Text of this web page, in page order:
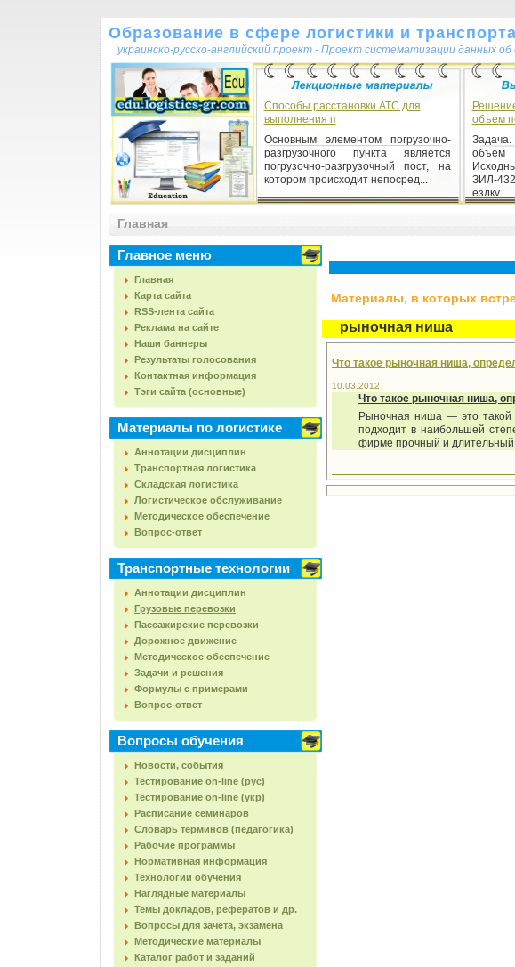
Образование в сфере логистики и
украинско-русско-английский проект - Проект систематизации данных
Способы расстановки АТС для
выполнения п
Основным элементом погрузочно-
разгрузочного пункта является
погрузочно-разгрузочный пост, на
котором происходит непосред...
объем
ЗИЛ-
ездку ...
Главная
Главное меню
Главная
Карта сайта
RSS-лента сайта
Реклама на сайте
Наши баннеры
Результаты голосования
Контактная информация
Тэги сайта (основные)
Материалы по логистике
Аннотации дисциплин
Транспортная логистика
Складская логистика
Логистическое обслуживание
Методическое обеспечение
Вопрос-ответ
Транспортные технологии
Аннотации дисциплин
Грузовые перевозки
Пассажирские перевозки
Дорожное движение
Методическое обеспечение
Задачи и решения
Формулы с примерами
Вопрос-ответ
Вопросы обучения
Новости, события
Тестирование on-line (рус)
Тестирование on-line (укр)
Расписание семинаров
Словарь терминов (педагогика)
Рабочие программы
Нормативная информация
Технологии обучения
Наглядные материалы
Темы докладов, рефератов и др.
Вопросы для зачета, экзамена
Методические материалы
Каталог работ и заданий
Материалы, в которых
рыночная ниша
Что такое рыночная ниша,
10.03.2012
Что такое рыночная ниша,
Рыночная ниша — это такой
подходит в наибольшей
фирме прочный и длительный